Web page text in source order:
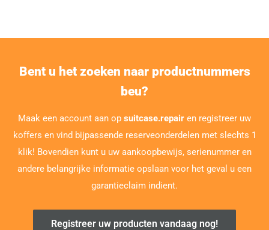
Bent u het zoeken naar productnummers
beu?
Maak een account aan op suitcase.repair en registreer uw
koffers en vind bijpassende reserveonderdelen met slechts 1
klik! Bovendien kunt u uw aankoopbewijs, serienummer en
andere belangrijke informatie opslaan voor het geval u een
garantieclaim indient.
Registreer uw producten vandaag nog!